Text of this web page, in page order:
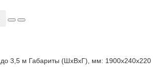
до 3,5 м Габариты (ШхВхГ), мм: 1900x240x220